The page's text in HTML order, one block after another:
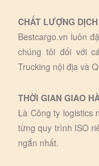
CHẤT LƯỢNG DỊCH
Bestcargo.vn luôn
chúng tôi đối với
Trucking nội địa và
THỜI GIAN GIAO
Là Công ty logistics
từng quy trình ISO
ngắn nhất.